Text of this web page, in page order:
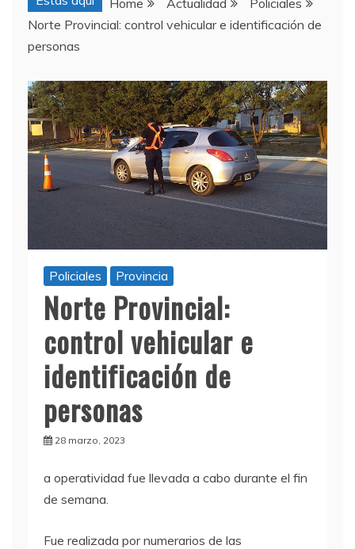
Home Actualidad
Policiales
Norte Provincial: control vehicular e identificación de
personas
Policiales Provincia
Norte Provincial:
control vehicular e
identificación de
personas
28 marzo, 2023
a operatividad fue llevada a cabo durante el fin
de semana.
Fue realizada por numerarios de las